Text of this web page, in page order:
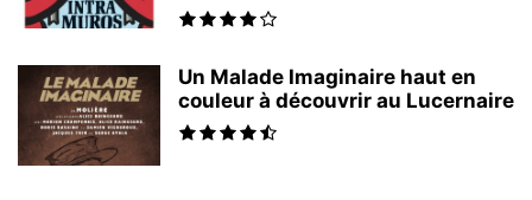
Un Malade Imaginaire haut en
couleur à découvrir au Lucernaire